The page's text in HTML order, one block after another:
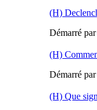
(H)
Démarré par
(H)
Démarré par
(H) Que